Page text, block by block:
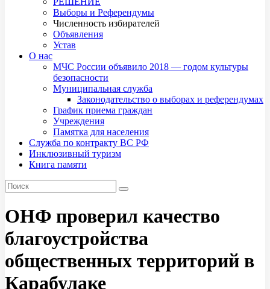
Выборы и Референдумы
Численность избирателей
Объявления
Устав
О нас
МЧС России объявило 2018 — годом культуры
безопасности
Муниципальная служба
Законодательство о выборах и референдумах
График приема граждан
Учреждения
Памятка для населения
Служба по контракту ВС РФ
Инклюзивный туризм
Книга памяти
ОНФ проверил качество
благоустройства
общественных территорий в
Карабулаке